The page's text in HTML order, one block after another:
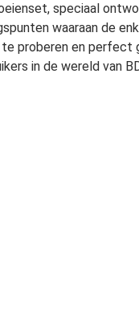
speciaal
waaraan de
proberen en perfect
in de wereld van